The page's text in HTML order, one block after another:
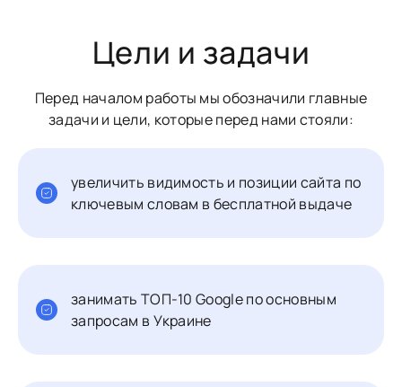
Цели и задачи
Перед началом работы мы обозначили главные
задачи и цели, которые перед нами стояли:
увеличить видимость и позиции сайта по
ключевым словам в бесплатной выдаче
занимать ТОП-10 Google по основным
запросам в Украине